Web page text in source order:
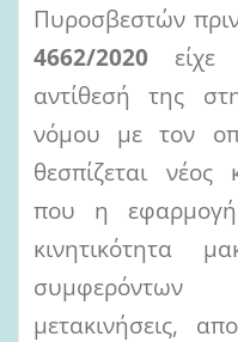
Πυροσβεστών
4662/2020 είχε
αντίθεσή της
νόμου με τον
θεσπίζεται νέος
που η
κινητικότητα
συμφερόντων
μετακινήσεις,